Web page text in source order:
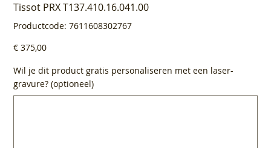
Tissot PRX T137.410.16.041.00
Productcode: Productcode
7611608302767
7611608302767
Prijs
€ 375,00
Wil je dit product gratis personaliseren met een laser-
gravure? (optioneel)